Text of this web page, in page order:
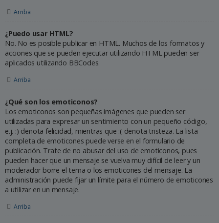
Arriba
¿Puedo usar HTML?
No. No es posible publicar en HTML. Muchos de los formatos y
acciones que se pueden ejecutar utilizando HTML pueden ser
aplicados utilizando BBCodes.
Arriba
¿Qué son los emoticonos?
Los emoticonos son pequeñas imágenes que pueden ser
utilizadas para expresar un sentimiento con un pequeño código,
e.j. :) denota felicidad, mientras que :( denota tristeza. La lista
completa de emoticones puede verse en el formulario de
publicación. Trate de no abusar del uso de emoticonos, pues
pueden hacer que un mensaje se vuelva muy difícil de leer y un
moderador borre el tema o los emoticones del mensaje. La
administración puede fijar un límite para el número de emoticones
a utilizar en un mensaje.
Arriba